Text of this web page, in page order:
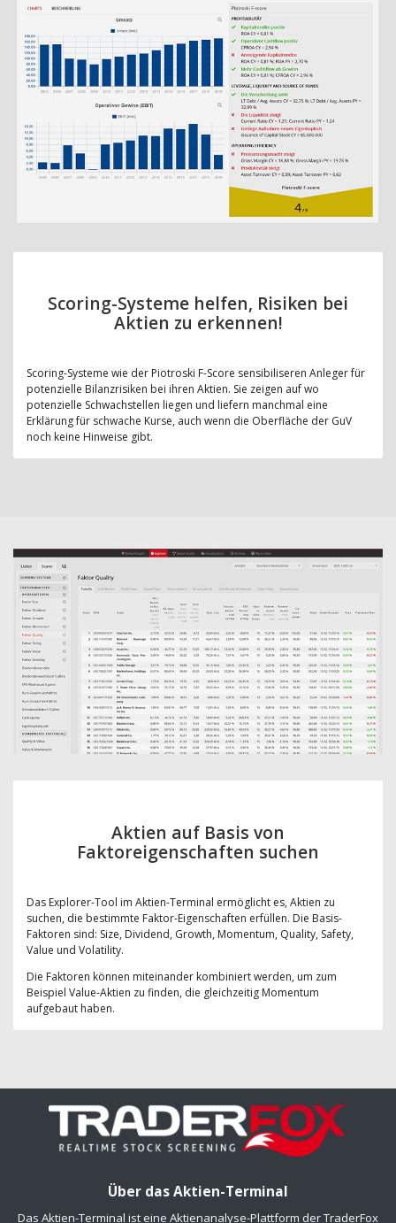
Scoring-Systeme helfen, Risiken bei
Aktien zu erkennen!
Scoring-Systeme wie der Piotroski F-Score sensibiliseren Anleger für
potenzielle Bilanzrisiken bei ihren Aktien. Sie zeigen auf wo
potenzielle Schwachstellen liegen und liefern manchmal eine
Erklärung für schwache Kurse, auch wenn die Oberfläche der GuV
noch keine Hinweise gibt.
Aktien auf Basis von
Faktoreigenschaften suchen
Das Explorer-Tool im Aktien-Terminal ermöglicht es, Aktien zu
suchen, die bestimmte Faktor-Eigenschaften erfüllen. Die Basis-
Faktoren sind: Size, Dividend, Growth, Momentum, Quality, Safety,
Value und Volatility.
Die Faktoren können miteinander kombiniert werden, um zum
Beispiel Value-Aktien zu finden, die gleichzeitig Momentum
aufgebaut haben.
Über das Aktien-Terminal
Das Aktien-Terminal ist eine Aktienanalyse-Plattform der TraderFox